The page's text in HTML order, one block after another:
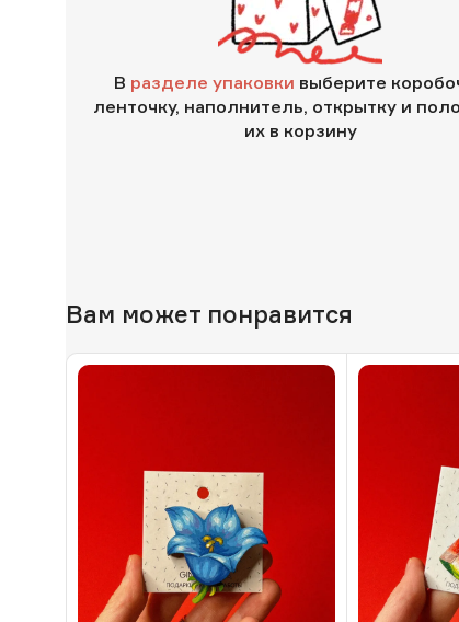
В разделе упаковки выберите
ленточку, наполнитель, открытку и
их в корзину
Вам может понравится